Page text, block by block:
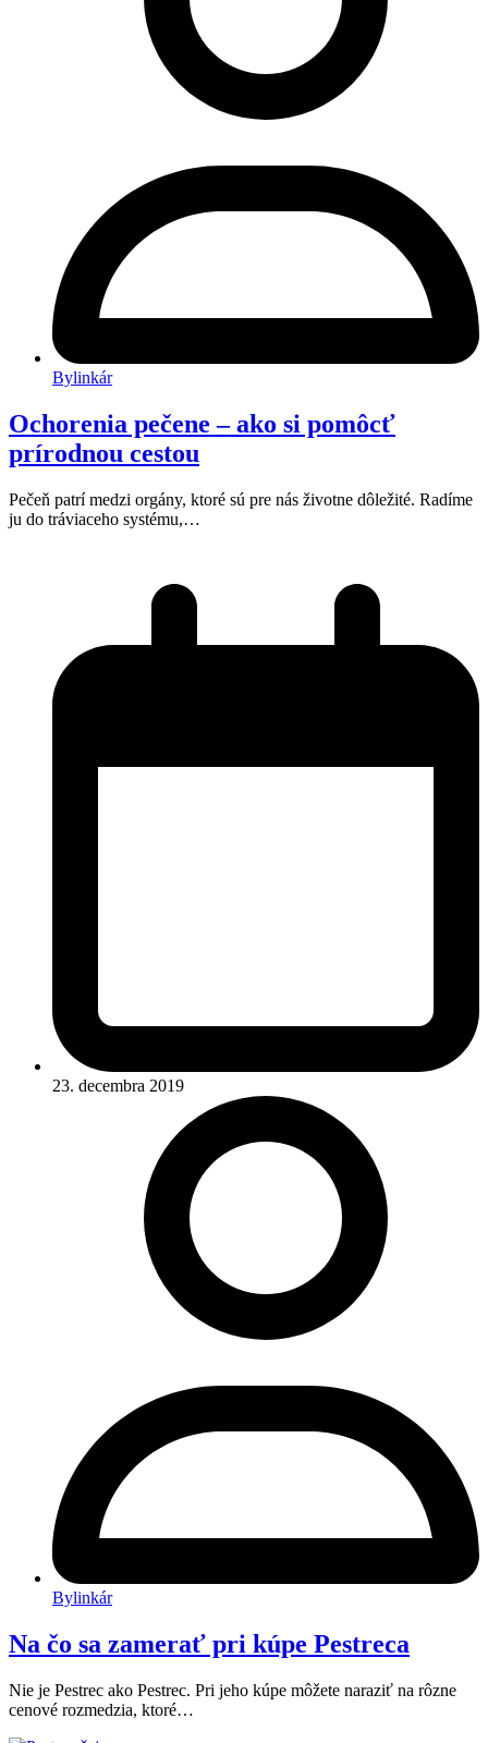
Bylinkár
Ochorenia pečene – ako si pomôcť
prírodnou cestou
Pečeň patrí medzi orgány, ktoré sú pre nás životne dôležité. Radíme
ju do tráviaceho systému,…
23. decembra 2019
Bylinkár
Na čo sa zamerať pri kúpe Pestreca
Nie je Pestrec ako Pestrec. Pri jeho kúpe môžete naraziť na rôzne
cenové rozmedzia, ktoré…